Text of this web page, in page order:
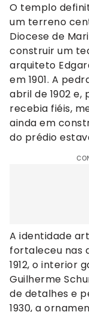
O templo
um terreno
Diocese de
construir um
arquiteto
em 1901. A
abril de 1902 e,
recebia fiéis,
ainda em
do prédio
A identidade
fortaleceu nas
1912, o interior
Guilherme
de detalhes e
1930, a